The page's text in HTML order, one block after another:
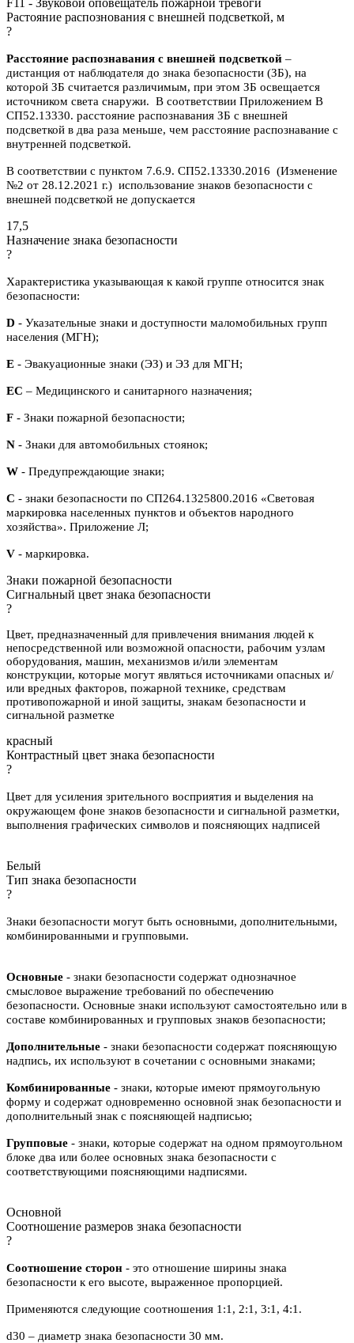
F11 - Звуковой оповещатель пожарной тревоги
Растояние распознования с внешней подсветкой, м
?
Расстояние распознавания с внешней подсветкой –
дистанция от наблюдателя до знака безопасности (ЗБ), на
которой ЗБ считается различимым, при этом ЗБ освещается
источником света снаружи. В соответствии Приложением В
СП52.13330. расстояние распознавания ЗБ с внешней
подсветкой в два раза меньше, чем расстояние распознавание с
внутренней подсветкой.
В соответствии с пунктом 7.6.9. СП52.13330.2016 (Изменение
№2 от 28.12.2021 г.) использование знаков безопасности с
внешней подсветкой не допускается
17,5
Назначение знака безопасности
?
Характеристика указывающая к какой группе относится знак
безопасности:
D - Указательные знаки и доступности маломобильных групп
населения (МГН);
E - Эвакуационные знаки (ЭЗ) и ЭЗ для МГН;
ЕС – Медицинского и санитарного назначения;
F - Знаки пожарной безопасности;
N - Знаки для автомобильных стоянок;
W - Предупреждающие знаки;
С - знаки безопасности по СП264.1325800.2016 «Световая
маркировка населенных пунктов и объектов народного
хозяйства». Приложение Л;
V - маркировка.
Знаки пожарной безопасности
Сигнальный цвет знака безопасности
?
Цвет, предназначенный для привлечения внимания людей к
непосредственной или возможной опасности, рабочим узлам
оборудования, машин, механизмов и/или элементам
конструкции, которые могут являться источниками опасных и/
или вредных факторов, пожарной технике, средствам
противопожарной и иной защиты, знакам безопасности и
сигнальной разметке
красный
Контрастный цвет знака безопасности
?
Цвет для усиления зрительного восприятия и выделения на
окружающем фоне знаков безопасности и сигнальной разметки,
выполнения графических символов и поясняющих надписей
Белый
Тип знака безопасности
?
Знаки безопасности могут быть основными, дополнительными,
комбинированными и групповыми.
Основные - знаки безопасности содержат однозначное
смысловое выражение требований по обеспечению
безопасности. Основные знаки используют самостоятельно или в
составе комбинированных и групповых знаков безопасности;
Дополнительные - знаки безопасности содержат поясняющую
надпись, их используют в сочетании с основными знаками;
Комбинированные - знаки, которые имеют прямоугольную
форму и содержат одновременно основной знак безопасности и
дополнительный знак с поясняющей надписью;
Групповые - знаки, которые содержат на одном прямоугольном
блоке два или более основных знака безопасности с
соответствующими поясняющими надписями.
Основной
Соотношение размеров знака безопасности
?
Соотношение сторон - это отношение ширины знака
безопасности к его высоте, выраженное пропорцией.
Применяются следующие соотношения 1:1, 2:1, 3:1, 4:1.
d30 – диаметр знака безопасности 30 мм.